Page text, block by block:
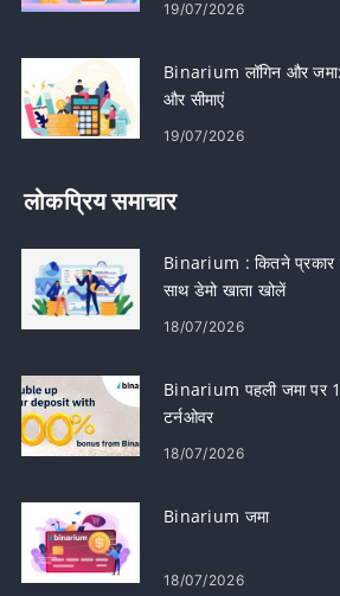
19/07/2026
Binarium लॉगिन और
और सीमाएं
19/07/2026
लोकप्रिय समाचार
Binarium : कितने
साथ डेमो खाता खोलें
18/07/2026
Binarium पहली जमा पर
टर्नओवर
18/07/2026
Binarium जमा
18/07/2026